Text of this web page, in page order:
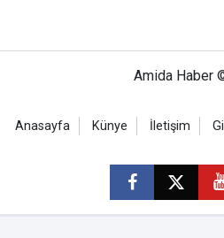
Amida Haber
Anasayfa Künye İletişim